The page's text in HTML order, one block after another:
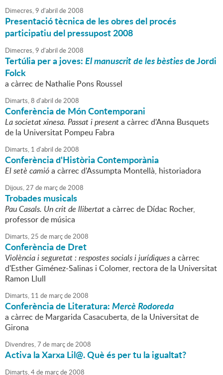
Dimecres,9 d'abril de2008
Presentació tècnica de les obres del procés
participatiu del pressupost 2008
Dimecres,9 d'abril de2008
Tertúlia per a joves:El manuscrit de les bèstiesde Jordi
Folck
a càrrec de Nathalie Pons Roussel
Dimarts,8 d'abril de2008
Conferència de Món Contemporani
La societat xinesa. Passat i presenta càrrec d'Anna Busquets
de la Universitat Pompeu Fabra
Dimarts, 1 d'abril de2008
Conferència d'Història Contemporània
El setè camióa càrrec d'Assumpta Montellà, historiadora
Dijous,27 de marçde2008
Trobades musicals
Pau Casals. Un crit de llibertata càrrec de Dídac Rocher,
professor de música
Dimarts,25 de marçde2008
Conferència de Dret
Violència i seguretat : respostes socials i jurídiquesa càrrec
d'Esther Giménez-Salinas i Colomer, rectora de la Universitat
Ramon Llull
Dimarts, 11 de marçde2008
Conferència de Literatura:Mercè Rodoreda
a càrrec de Margarida Casacuberta, de la Universitat de
Girona
Divendres,7 de marçde2008
Activa la Xarxa Lil@. Què és per tu la igualtat?
Dimarts,4de marçde2008